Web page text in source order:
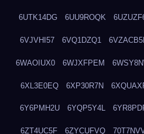
6UTK14DG 6UU9ROQK
6VJVHI57 6VQ1DZQ1
6WAOIUX0 6WJXFPEM
6XL3E0EQ 6XP30R7N
6Y6PMH2U 6YQP5Y4L
6ZT4UC5F 6ZYCUFVQ